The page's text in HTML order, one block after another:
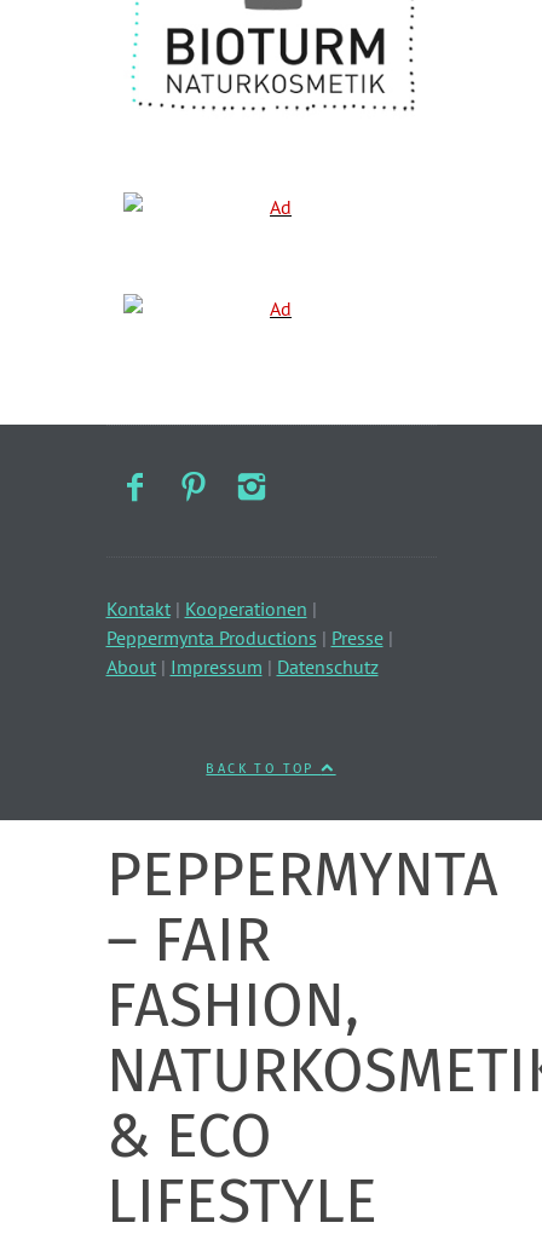
Kontakt| Kooperationen |
Peppermynta Productions | Presse|
About| Impressum | Datenschutz
BACK TO TOP
PEPPERMYNTA
– FAIR
FASHION,
& ECO
LIFESTYLE